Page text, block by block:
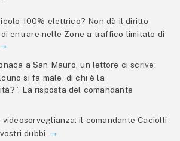
100% elettrico? Non dà il diritto
entrare nelle Zone a traffico limitato di
a San Mauro, un lettore ci scrive:
si fa male, di chi è la
La risposta del comandante
videosorveglianza: il comandante Caciolli
dubbi